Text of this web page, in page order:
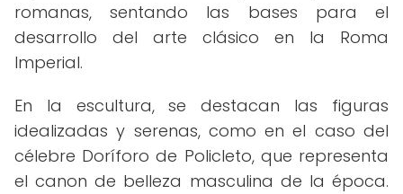
romanas, sentando las bases para el
desarrollo del arte clásico en la Roma
Imperial.
En la escultura, se destacan las figuras
idealizadas y serenas, como en el caso del
célebre Doríforo de Policleto, que representa
el canon de belleza masculina de la época.